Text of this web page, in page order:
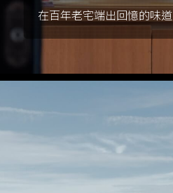
在百年老宅端出回憶的味道